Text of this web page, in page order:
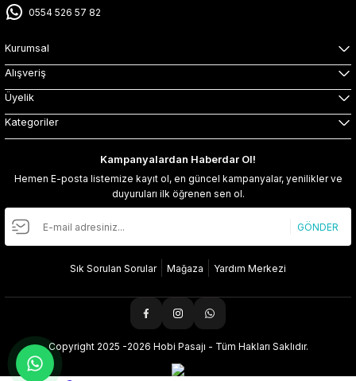
0554 526 57 82
Kurumsal
Alışveriş
Üyelik
Kategoriler
Kampanyalardan Haberdar Ol!
Hemen E-posta listemize kayıt ol, en güncel kampanyalar, yenilikler ve
duyuruları ilk öğrenen sen ol.
GÖNDER
Sık Sorulan Sorular Mağaza Yardım Merkezi
Copyright 2025 -2026 Hobi Pasajı - Tüm Hakları Saklıdır.